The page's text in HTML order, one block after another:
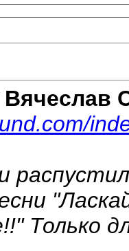
Вячеслав
Только